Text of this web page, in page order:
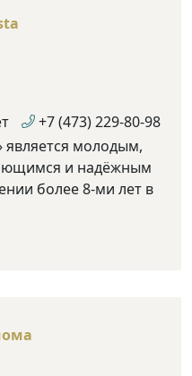
+7 (473) 229-80-98
молодым,
и надёжным
более 8-ми лет в